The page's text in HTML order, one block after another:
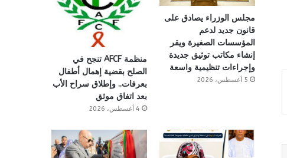
مجلس الوزراء يصادق على
قانون جديد لدعم
المؤسسات الصغيرة ويقر
إنشاء مكاتب توثيق جديدة
وإجراءات تنظيمية واسعة
5 أغسطس، 2026
منظمة AFCF تنجح في
الصلح بقضية إهمال أطفال
بعرفات.. وإطلاق سراح الأب
بعد اتفاق موثق
4 أغسطس، 2026